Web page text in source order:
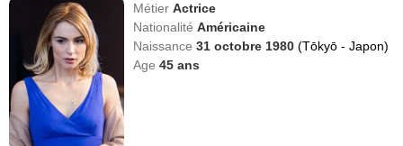
MétierActrice
NationalitéAméricaine
Naissance31 octobre 1980(Tōkyō - Japon)
Age45 ans